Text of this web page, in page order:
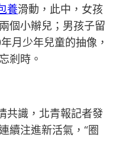
養滑動，此中，女孩
個小辮兒；男孩子留
月少年兒童的抽像，
剎時。
共識，北青報記者發
續注進新活氣，“圈